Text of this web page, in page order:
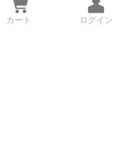
カート ログイン